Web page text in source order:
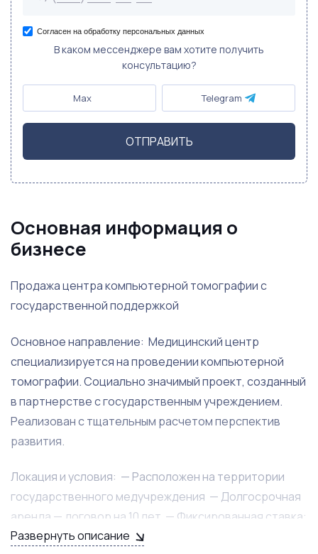
Согласен на обработку персональных данных
В каком мессенджере вам хотите получить
консультацию?
Max Telegram
ОТПРАВИТЬ
Основная информация о
бизнесе
Продажа центра компьютерной томографии с
государственной поддержкой
Основное направление: Медицинский центр
специализируется на проведении компьютерной
томографии. Социально значимый проект, созданный
в партнерстве с государственным учреждением.
Реализован с тщательным расчетом перспектив
развития.
Локация и условия: — Расположен на территории
государственного медучреждения — Долгосрочная
аренда — договор на 10 лет — Фиксированная ставка:
~35 000 руб. в квартал — Проект согласован с
Развернуть описание